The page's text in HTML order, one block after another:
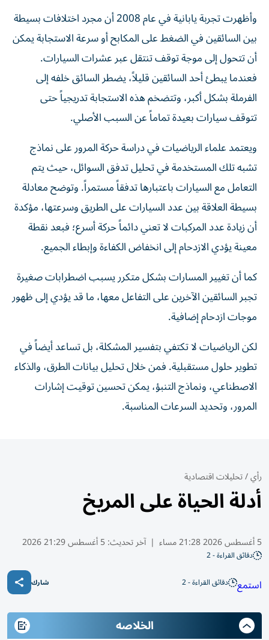
وأظهرت تجربة يابانية في عام 2008 أن مجرد اختلافات بسيطة
بين السائقين في الضغط على المكابح أو سرعة الاستجابة يمكن
أن تتحول إلى موجة توقف تنتقل عبر عشرات السيارات.
فعندما يبطئ أحد السائقين قليلاً، يضطر السائق خلفه إلى
الفرملة بشكل أكبر، وتتضخم هذه الاستجابة تدريجياً حتى
تتوقف سيارات بعيدة تماماً عن السبب الأصلي.
ويعتمد علماء الرياضيات في دراسة حركة المرور على نماذج
تشبه تلك المستخدمة في تحليل تدفق السوائل، حيث يتم
التعامل مع السيارات باعتبارها تدفقاً مستمراً. وتوضح معادلة
بسيطة العلاقة بين عدد السيارات على الطريق وسرعتها، مؤكدة
أن زيادة عدد المركبات لا تعني دائماً حركة أسرع؛ فبعد نقطة
معينة يؤدي الازدحام إلى انخفاض الكفاءة وإبطاء الجميع.
كما أن تغيير المسارات بشكل متكرر يسبب اضطرابات صغيرة
تجبر السائقين الآخرين على التفاعل معها، ما قد يؤدي إلى ظهور
موجات ازدحام إضافية.
لكن الرياضيات لا تكتفي بتفسير المشكلة، بل تساعد أيضاً في
تطوير حلول مستقبلية. فمن خلال تحليل بيانات الطرق، والذكاء
الاصطناعي، ونماذج التنبؤ، يمكن تحسين توقيت إشارات
المرور، وتحديد السرعات المناسبة.
رأي/تحليلات اقتصادية
أدلة الحياة على المريخ
5 أغسطس 2026 21:28 مساء | آخر تحديث:5 أغسطس 21:29 2026
دقائق القراءة - 2
استمع دقائق القراءة - 2 شارك
الخلاصه